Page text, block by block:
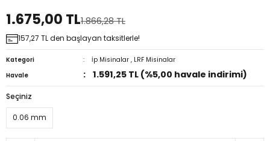
1.675,00 TL1.866,28 TL
157,27 TL den başlayan taksitlerle!
Kategori İp Misinalar , LRF Misinalar
Havale
1.591,25 TL (%5,00 havale indirimi)
Seçiniz
0.06 mm